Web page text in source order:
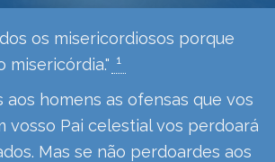
os misericordiosos porque
misericórdia." 1
aos homens as ofensas que vos
vosso Pai celestial vos perdoará
Mas se não perdoardes aos